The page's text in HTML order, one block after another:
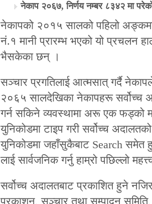
नेकाप २०६७, निर्णय नम्बर ८३४२ मा
नेकापको २०१५ सालको पहिलो
नं.१ मानी प्रारम्भ भएको यो प्रचलन
भैसकेका छन् ।
सञ्चार प्रगतिलाई आत्मसात् गर्दै
२०६५ सालदेखिका नेकापहरू सर्वोच्च
गर्न सकिने व्यवस्थामा अरू एक फड्को
युनिकोडमा टाइप गरी सर्वोच्च
युनिकोडमा जहाँसुकैबाट Search समेत
लाई सार्वजनिक गर्नु हाम्रो पछिल्लो
सर्वोच्च अदालतबाट प्रकाशित हुने
प्रकाशन, सञ्चार तथा सम्पादन